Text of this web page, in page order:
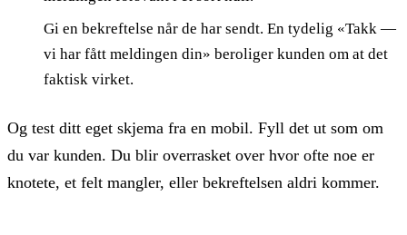
Gi en bekreftelse når de har sendt. En tydelig «Takk —
vi har fått meldingen din» beroliger kunden om at det
faktisk virket.
Og test ditt eget skjema fra en mobil. Fyll det ut som om
du var kunden. Du blir overrasket over hvor ofte noe er
knotete, et felt mangler, eller bekreftelsen aldri kommer.